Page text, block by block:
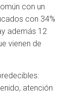
con un
con 34%
además 12
vienen de
atención